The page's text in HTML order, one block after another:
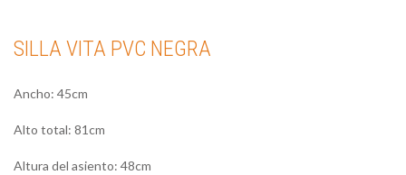
SILLA VITA PVC NEGRA
Ancho: 45cm
Alto total: 81cm
Altura del asiento: 48cm